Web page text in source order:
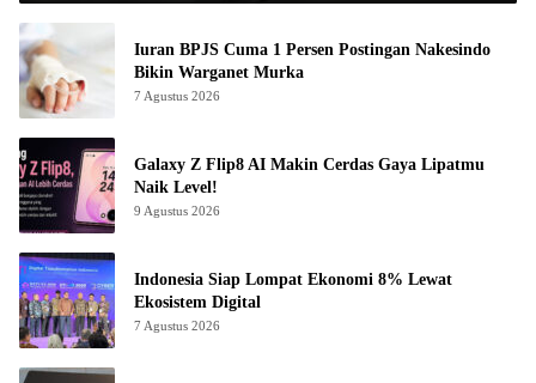
Iuran BPJS Cuma 1 Persen Postingan Nakesindo
Bikin Warganet Murka
7 Agustus 2026
Galaxy Z Flip8 AI Makin Cerdas Gaya Lipatmu
Naik Level!
9 Agustus 2026
Indonesia Siap Lompat Ekonomi 8% Lewat
Ekosistem Digital
7 Agustus 2026